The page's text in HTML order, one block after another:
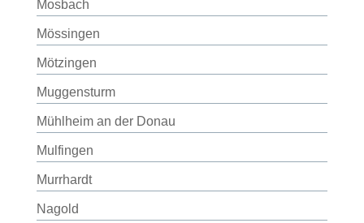
Mosbach
Mössingen
Mötzingen
Muggensturm
Mühlheim an der Donau
Mulfingen
Murrhardt
Nagold